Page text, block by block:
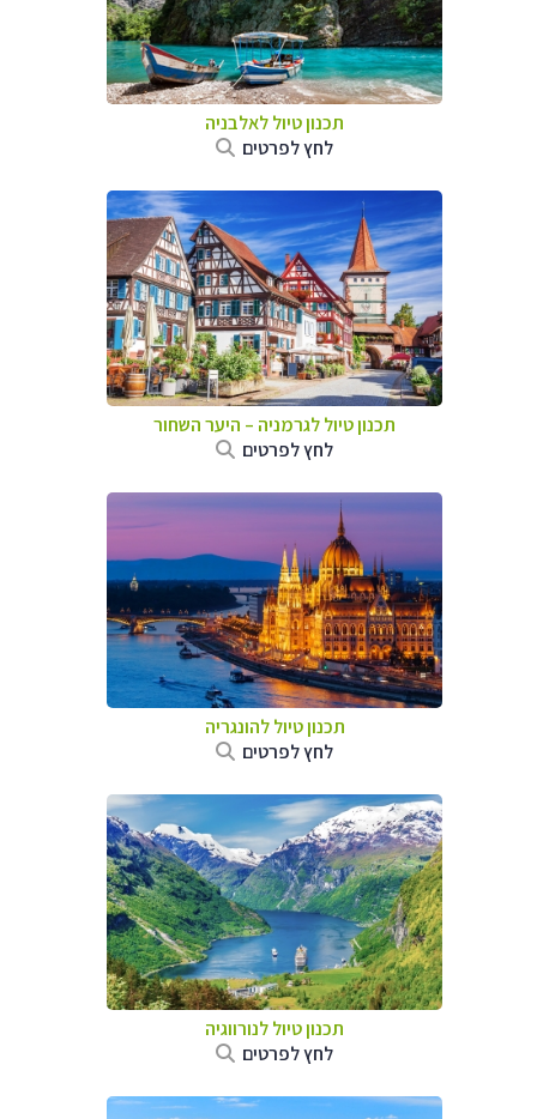
תכנון טיול לאלבניה
לחץ לפרטים
תכנון טיול לגרמניה – היער השחור
לחץ לפרטים
תכנון טיול להונגריה
לחץ לפרטים
תכנון טיול לנורווגיה
לחץ לפרטים